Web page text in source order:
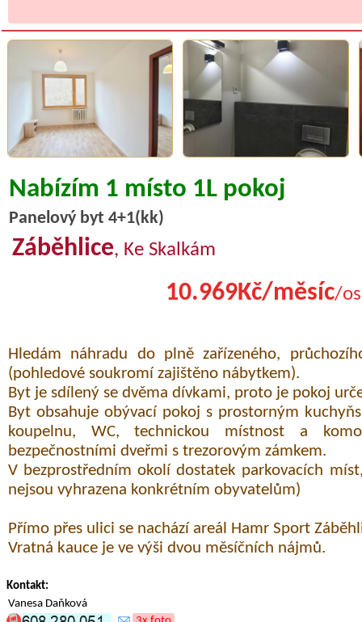
Nabízím 1 místo 1L pokoj
Panelový byt 4+1(kk)
Záběhlice, Ke Skalkám
10.969Kč/měsíc/
Hledám náhradu do plně zařízeného,
(pohledové soukromí zajištěno nábytkem).
Byt je sdílený se dvěma dívkami, proto je pokoj
Byt obsahuje obývací pokoj s prostorným
koupelnu, WC, technickou místnost a
bezpečnostními dveřmi s trezorovým zámkem.
V bezprostředním okolí dostatek parkovacích
nejsou vyhrazena konkrétním obyvatelům)
Přímo přes ulici se nachází areál Hamr Sport
Vratná kauce je ve výši dvou měsíčních nájmů.
Kontakt:
Vanesa Daňková